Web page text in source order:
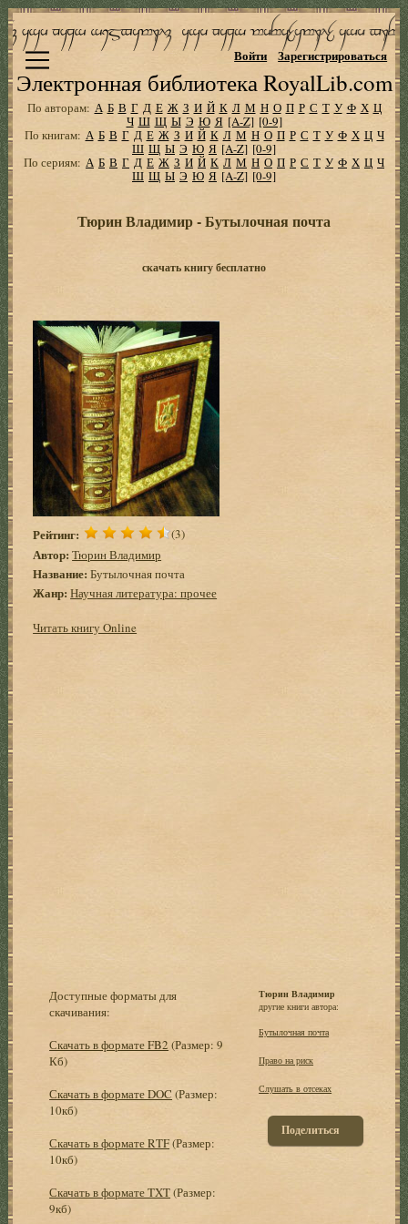
Электронная библиотека RoyalLib.com
Войти Зарегистрироваться
По авторам: А Б В Г Д Е Ж З И Й К Л М Н О П Р С Т У Ф Х Ц
Ч Ш Щ Ы Э Ю Я [A-Z] [0-9]
По книгам: А Б В Г Д Е Ж З И Й К Л М Н О П Р С Т У Ф Х Ц Ч
Ш Щ Ы Э Ю Я [A-Z] [0-9]
По сериям: А Б В Г Д Е Ж З И Й К Л М Н О П Р С Т У Ф Х Ц Ч
Ш Щ Ы Э Ю Я [A-Z] [0-9]
Тюрин Владимир - Бутылочная почта
скачать книгу бесплатно
Рейтинг: (3)
Автор: Тюрин Владимир
Название: Бутылочная почта
Жанр: Научная литература: прочее
Читать книгу Online
Доступные форматы для
скачивания:
Скачать в формате FB2 (Размер: 9
Кб)
Скачать в формате DOC (Размер:
10кб)
Скачать в формате RTF(Размер:
10кб)
Скачать в формате TXT(Размер:
9кб)
Тюрин Владимир
другие книги автора:
Бутылочная почта
Право на риск
Слушать в отсеках
Поделиться